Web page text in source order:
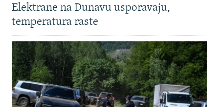
Elektrane na Dunavu usporavaju,
temperatura raste